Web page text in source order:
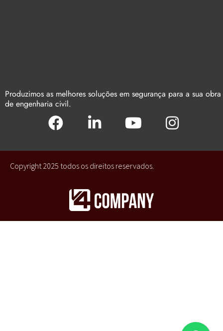
Produzimos as melhores soluções em segurança para a sua obra
de engenharia civil.
Copyright 2025 todos os direitos reservados.